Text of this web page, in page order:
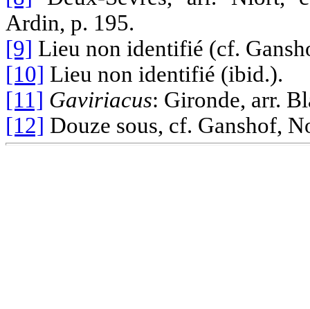
Ardin, p. 195.
[9] Lieu non identifié (cf.
[10] Lieu non identifié (ibid.).
[11] Gaviriacus: Gironde, arr.
[12] Douze sous, cf. Ganshof,